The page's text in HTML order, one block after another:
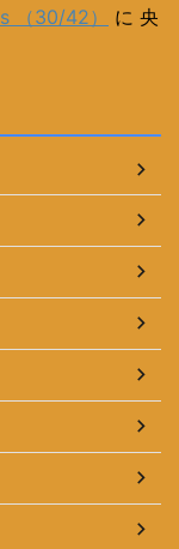
（30/42）
に 央